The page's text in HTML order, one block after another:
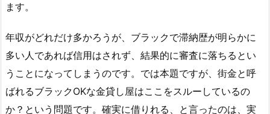
ます。
年収がどれだけ多かろうが、ブラックで滞納歴が明らかに
多い人であれば信用はされず、結果的に審査に落ちるとい
うことになってしまうのです。では本題ですが、街金と呼
ばれるブラックOKな金貸し屋はここをスルーしているの
か？という問題です。確実に借りれる、と言ったのは、実